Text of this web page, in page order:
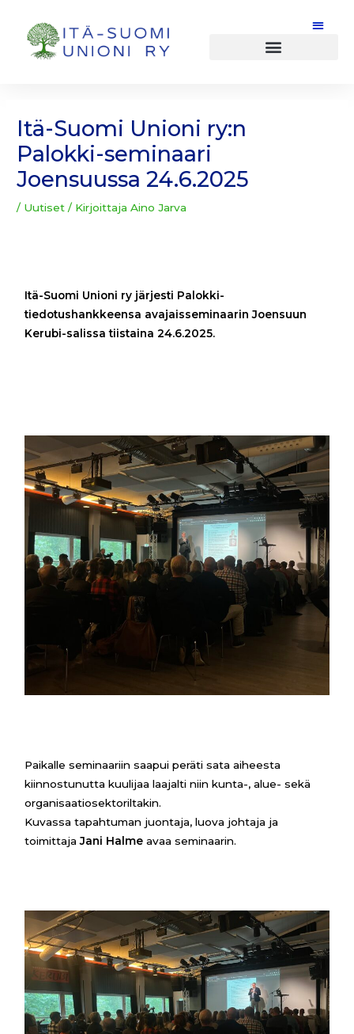
sisältöön
Itä-Suomi Unioni ry:n
Palokki-seminaari
Joensuussa 24.6.2025
/ Uutiset / KirjoittajaAino Jarva
Itä-Suomi Unioni ry järjesti Palokki-
tiedotushankkeensa avajaisseminaarin Joensuun
Kerubi-salissa tiistaina 24.6.2025.
Paikalle seminaariin saapui peräti sata aiheesta
kiinnostunutta kuulijaa laajalti niin kunta-, alue- sekä
organisaatiosektoriltakin.
Kuvassa tapahtuman juontaja, luova johtaja ja
toimittajaJani Halme avaa seminaarin.